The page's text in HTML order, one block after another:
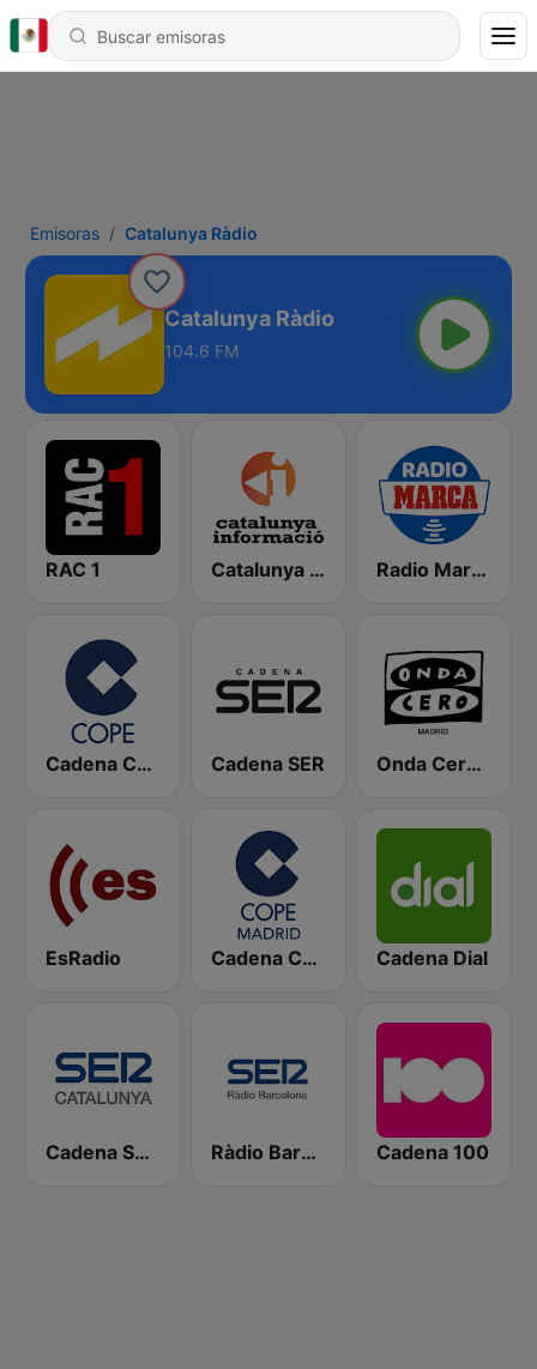
Emisoras Catalunya Ràdio
Catalunya Ràdio
104.6 FM
RAC 1 Catalunya Informació Radio Marca Nacional
Cadena COPE Cadena SER Onda Cero Madrid
EsRadio Cadena COPE Madrid Cadena Dial
Cadena SER Catalunya Ràdio Barcelona SER Cadena 100